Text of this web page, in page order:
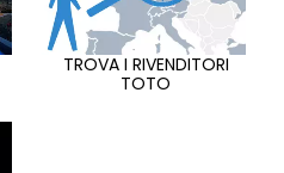
TROVA I RIVENDITORI
TOTO